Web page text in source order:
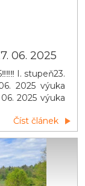
06. 2025
I. stupeň23.
2025 výuka
2025 výuka
v 12:00 hod
Číst článek